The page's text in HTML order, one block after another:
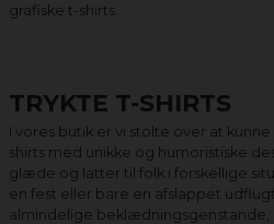
grafiske t-shirts.
TRYKTE T-SHIRTS
I vores butik er vi stolte over at
shirts med unikke og humoristiske
glæde og latter til folk i forskellige
en fest eller bare en afslappet
almindelige beklædningsgenstande,